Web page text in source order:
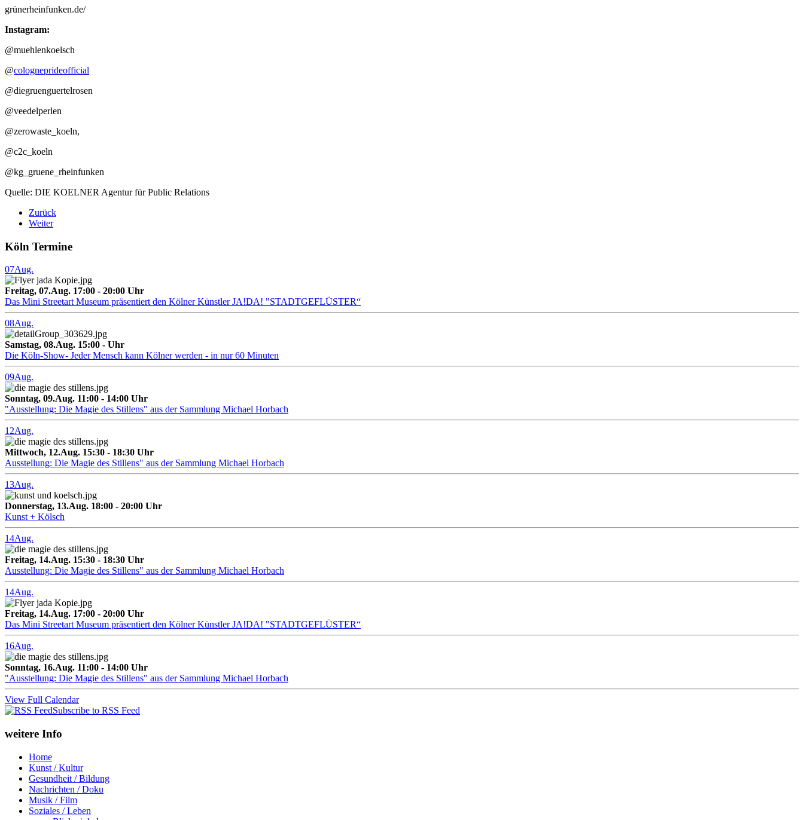
grünerheinfunken.de/
Instagram:
@muehlenkoelsch
@cologneprideofficial
@diegruenguertelrosen
@veedelperlen
@zerowaste_koeln,
@c2c_koeln
@kg_gruene_rheinfunken
Quelle: DIE KOELNER Agentur für Public Relations
Zurück
Weiter
Köln Termine
07Aug.
Freitag, 07.Aug. 17:00 - 20:00 Uhr
Das Mini Streetart Museum präsentiert den Kölner Künstler JA!DA! "STADTGEFLÜSTER“
08Aug.
Samstag, 08.Aug. 15:00 - Uhr
Die Köln-Show- Jeder Mensch kann Kölner werden - in nur 60 Minuten
09Aug.
Sonntag, 09.Aug. 11:00 - 14:00 Uhr
"Ausstellung: Die Magie des Stillens" aus der Sammlung Michael Horbach
12Aug.
Mittwoch, 12.Aug. 15:30 - 18:30 Uhr
Ausstellung: Die Magie des Stillens" aus der Sammlung Michael Horbach
13Aug.
Donnerstag, 13.Aug. 18:00 - 20:00 Uhr
Kunst + Kölsch
14Aug.
Freitag, 14.Aug. 15:30 - 18:30 Uhr
Ausstellung: Die Magie des Stillens" aus der Sammlung Michael Horbach
14Aug.
Freitag, 14.Aug. 17:00 - 20:00 Uhr
Das Mini Streetart Museum präsentiert den Kölner Künstler JA!DA! "STADTGEFLÜSTER“
16Aug.
Sonntag, 16.Aug. 11:00 - 14:00 Uhr
"Ausstellung: Die Magie des Stillens" aus der Sammlung Michael Horbach
View Full Calendar
Subscribe to RSS Feed
weitere Info
Home
Kunst / Kultur
Gesundheit / Bildung
Nachrichten / Doku
Musik / Film
Soziales / Leben